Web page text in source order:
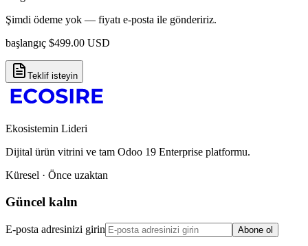
Şimdi ödeme yok — fiyatı e-posta ile göndeririz.
başlangıç $499.00 USD
Teklif isteyin
Ekosistemin Lideri
Dijital ürün vitrini ve tam Odoo 19 Enterprise platformu.
Küresel · Önce uzaktan
Güncel kalın
E-posta adresinizi girin Abone ol